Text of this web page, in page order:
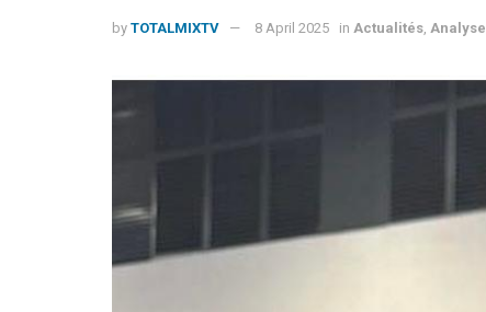
by TOTALMIXTV 8 April 2025 in Actualités Analyse